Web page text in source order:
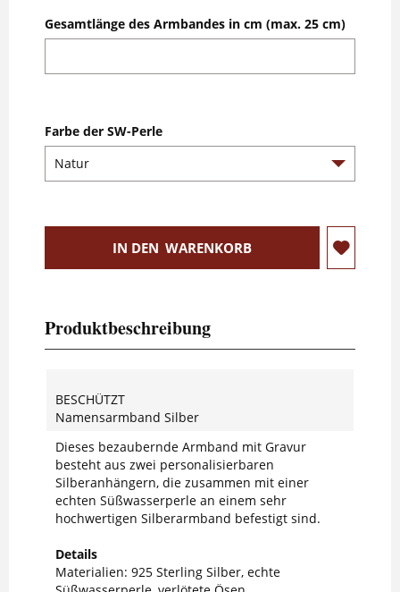
Gesamtlänge des Armbandes in cm (max. 25 cm)
Farbe der SW-Perle
IN DEN WARENKORB
Produktbeschreibung
BESCHÜTZT
Namensarmband Silber
Dieses bezaubernde Armband mit Gravur
besteht aus zwei personalisierbaren
Silberanhängern, die zusammen mit einer
echten Süßwasserperle an einem sehr
hochwertigen Silberarmband befestigt sind.
Details
Materialien: 925 Sterling Silber, echte